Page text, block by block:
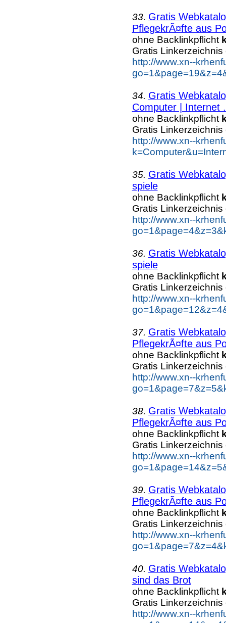
33. Gratis
PflegekrÃ¤fte aus
ohne Backlinkpflicht
Gratis Linkerzeichnis
http://www.xn--
34. Gratis
Computer | Internet
ohne Backlinkpflicht
Gratis Linkerzeichnis
http://www.xn--
35. Gratis
spiele
ohne Backlinkpflicht
Gratis Linkerzeichnis
http://www.xn--
36. Gratis
spiele
ohne Backlinkpflicht
Gratis Linkerzeichnis
http://www.xn--
37. Gratis
PflegekrÃ¤fte aus
ohne Backlinkpflicht
Gratis Linkerzeichnis
http://www.xn--
38. Gratis
PflegekrÃ¤fte aus
ohne Backlinkpflicht
Gratis Linkerzeichnis
http://www.xn--
39. Gratis
PflegekrÃ¤fte aus
ohne Backlinkpflicht
Gratis Linkerzeichnis
http://www.xn--
40. Gratis
sind das Brot
ohne Backlinkpflicht
Gratis Linkerzeichnis
http://www.xn--